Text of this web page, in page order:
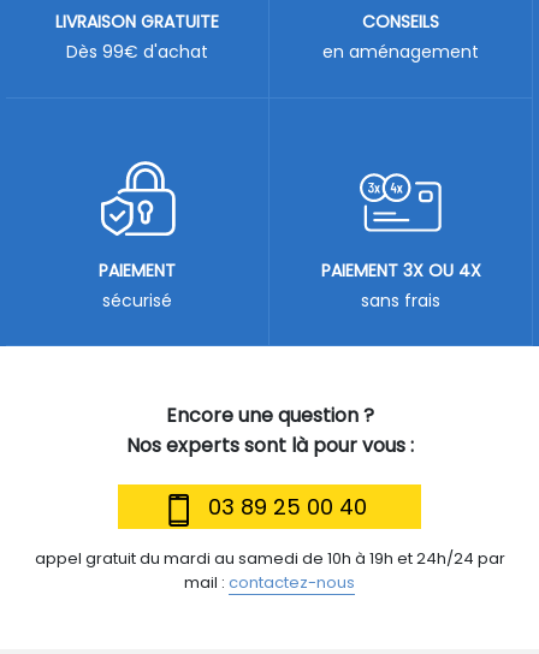
Encore une question ?
Nos experts sont là pour vous :
03 89 25 00 40
appel gratuit du mardi au samedi de 10h à 19h et 24h/24 par
mail : contactez-nous
LIVRAISON GRATUITE
Dès 99€ d'achat
CONSEILS
en aménagement
PAIEMENT
sécurisé
PAIEMENT 3X OU 4X
sans frais